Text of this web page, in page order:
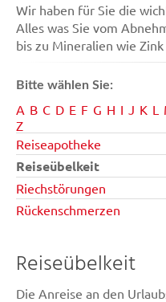
Wir haben für Sie die
Alles was Sie vom
bis zu Mineralien wie
Bitte wählen Sie:
A B C D E F G H I J K L
Z
Reiseapotheke
Reiseübelkeit
Riechstörungen
Rückenschmerzen
Reiseübelkeit
Die Anreise an den